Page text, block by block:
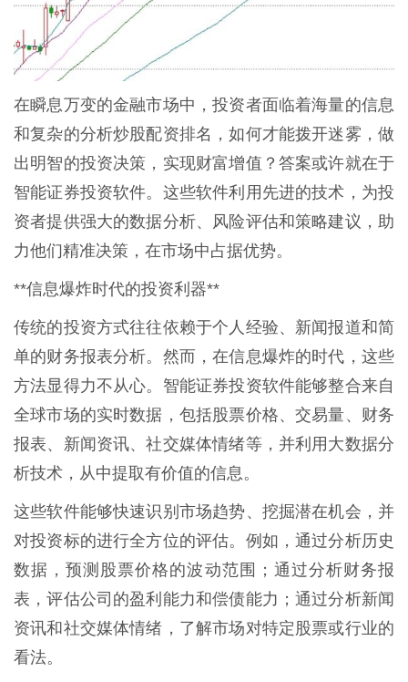
在瞬息万变的金融市场中，投资者面临着海量的信息
和复杂的分析炒股配资排名，如何才能拨开迷雾，做
出明智的投资决策，实现财富增值？答案或许就在于
智能证券投资软件。这些软件利用先进的技术，为投
资者提供强大的数据分析、风险评估和策略建议，助
力他们精准决策，在市场中占据优势。
**信息爆炸时代的投资利器**
传统的投资方式往往依赖于个人经验、新闻报道和简
单的财务报表分析。然而，在信息爆炸的时代，这些
方法显得力不从心。智能证券投资软件能够整合来自
全球市场的实时数据，包括股票价格、交易量、财务
报表、新闻资讯、社交媒体情绪等，并利用大数据分
析技术，从中提取有价值的信息。
这些软件能够快速识别市场趋势、挖掘潜在机会，并
对投资标的进行全方位的评估。例如，通过分析历史
数据，预测股票价格的波动范围；通过分析财务报
表，评估公司的盈利能力和偿债能力；通过分析新闻
资讯和社交媒体情绪，了解市场对特定股票或行业的
看法。